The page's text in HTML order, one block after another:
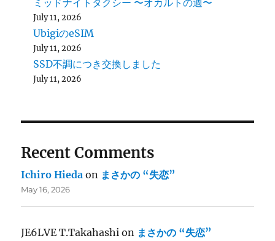
July 11, 2026
UbigiのeSIM
July 11, 2026
SSD不調につき交換しました
July 11, 2026
Recent Comments
Ichiro Hieda on まさかの “失恋”
May 16, 2026
JE6LVE T.Takahashi on まさかの “失恋”